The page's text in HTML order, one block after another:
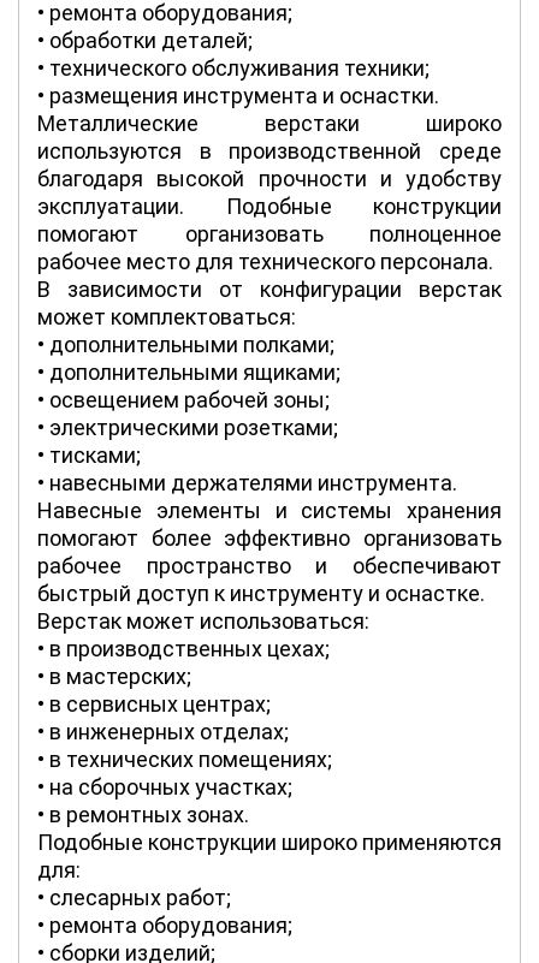
• ремонта оборудования;
• обработки деталей;
• технического обслуживания техники;
• размещения инструмента и оснастки.
Металлические верстаки широко
используются в производственной среде
благодаря высокой прочности и удобству
эксплуатации. Подобные конструкции
помогают организовать полноценное
рабочее место для технического персонала.
В зависимости от конфигурации верстак
может комплектоваться:
• дополнительными полками;
• дополнительными ящиками;
• освещением рабочей зоны;
• электрическими розетками;
• тисками;
• навесными держателями инструмента.
Навесные элементы и системы хранения
помогают более эффективно организовать
рабочее пространство и обеспечивают
быстрый доступ к инструменту и оснастке.
Верстак может использоваться:
• в производственных цехах;
• в мастерских;
• в сервисных центрах;
• в инженерных отделах;
• в технических помещениях;
• на сборочных участках;
• в ремонтных зонах.
Подобные конструкции широко применяются
для:
• слесарных работ;
• ремонта оборудования;
• сборки изделий;